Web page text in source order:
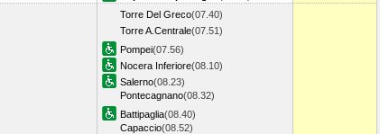
Torre Del Greco(07.40)
Torre A.Centrale(07.51)
Pompei(07.56)
Nocera Inferiore(08.10)
Salerno(08.23)
Pontecagnano(08.32)
Battipaglia(08.40)
Capaccio(08.52)